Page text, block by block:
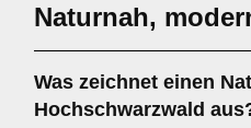
Naturnah,
Was zeichnet einen
Hochschwarzwald